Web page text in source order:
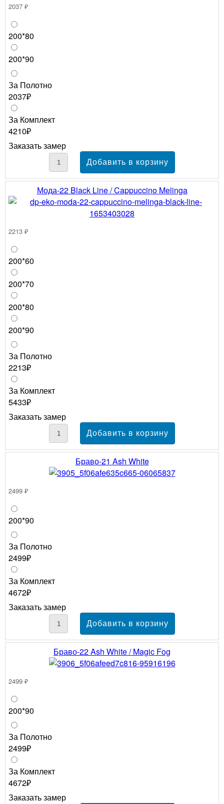
2037 ₽
200*80
200*90
За Полотно
2037₽
За Комплект
4210₽
Заказать замер
Мода-22 Black Line / Cappuccino Melinga
2213 ₽
200*60
200*70
200*80
200*90
За Полотно
2213₽
За Комплект
5433₽
Заказать замер
Браво-21 Ash White
2499 ₽
200*90
За Полотно
2499₽
За Комплект
4672₽
Заказать замер
Браво-22 Ash White / Magic Fog
2499 ₽
200*90
За Полотно
2499₽
За Комплект
4672₽
Заказать замер